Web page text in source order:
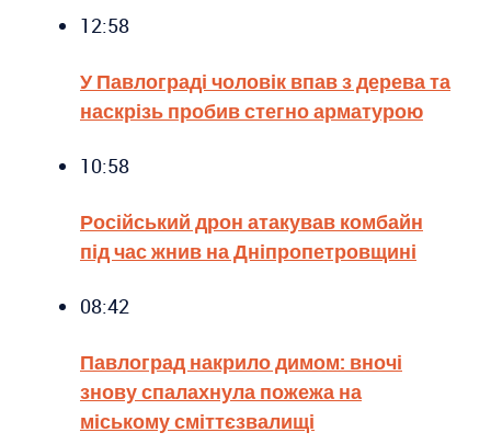
12:58
У Павлограді чоловік впав з дерева та
наскрізь пробив стегно арматурою
10:58
Російський дрон атакував комбайн
під час жнив на Дніпропетровщині
08:42
Павлоград накрило димом: вночі
знову спалахнула пожежа на
міському сміттєзвалищі